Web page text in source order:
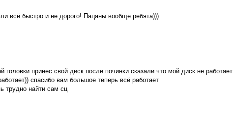
всё быстро и не дорого! Пацаны вообще ребята)))
головки принес свой диск после починки сказали что мой диск не работает
спасибо вам большое теперь всё работает
трудно найти сам сц